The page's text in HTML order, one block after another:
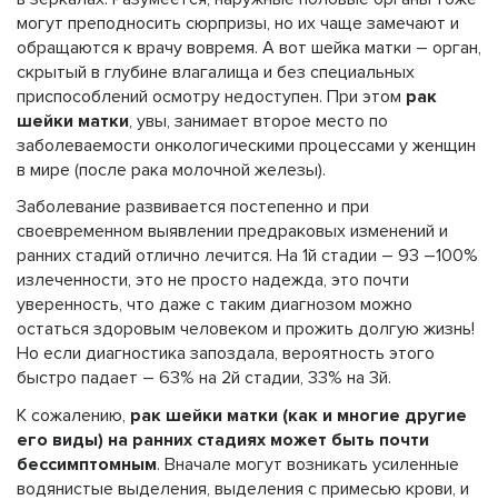
могут преподносить сюрпризы, но их чаще замечают и
обращаются к врачу вовремя. А вот шейка матки – орган,
скрытый в глубине влагалища и без специальных
приспособлений осмотру недоступен. При этом рак
шейки матки, увы, занимает второе место по
заболеваемости онкологическими процессами у женщин
в мире (после рака молочной железы).
Заболевание развивается постепенно и при
своевременном выявлении предраковых изменений и
ранних стадий отлично лечится. На 1й стадии – 93 –100%
излеченности, это не просто надежда, это почти
уверенность, что даже с таким диагнозом можно
остаться здоровым человеком и прожить долгую жизнь!
Но если диагностика запоздала, вероятность этого
быстро падает – 63% на 2й стадии, 33% на 3й.
К сожалению, рак шейки матки (как и многие другие
его виды) на ранних стадиях может быть почти
бессимптомным. Вначале могут возникать усиленные
водянистые выделения, выделения с примесью крови, и